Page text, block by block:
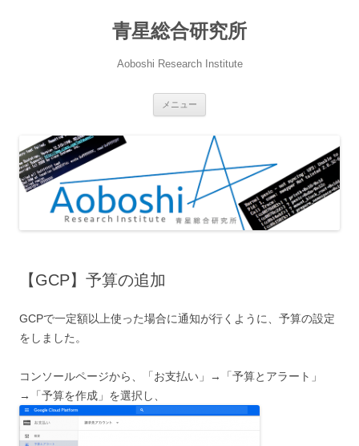
青星総合研究所
Aoboshi Research Institute
メニュー
ツ
へ
ス
ッ
プ
【GCP】予算の追加
GCPで一定額以上使った場合に通知が行くように、予算の設定
をしました。
コンソールページから、「お支払い」→「予算とアラート」
→「予算を作成」を選択し、